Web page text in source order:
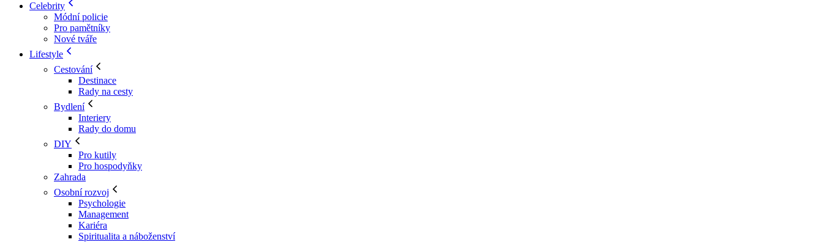
Celebrity
Módní policie
Pro pamětníky
Nové tváře
Lifestyle
Cestování
Destinace
Rady na cesty
Bydlení
Interiery
Rady do domu
DIY
Pro kutily
Pro hospodyňky
Zahrada
Osobní rozvoj
Psychologie
Management
Kariéra
Spiritualita a náboženství